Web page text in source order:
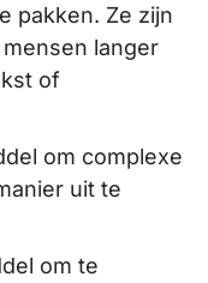
pakken. Ze zijn
langer
of
om complexe
uit te
om te